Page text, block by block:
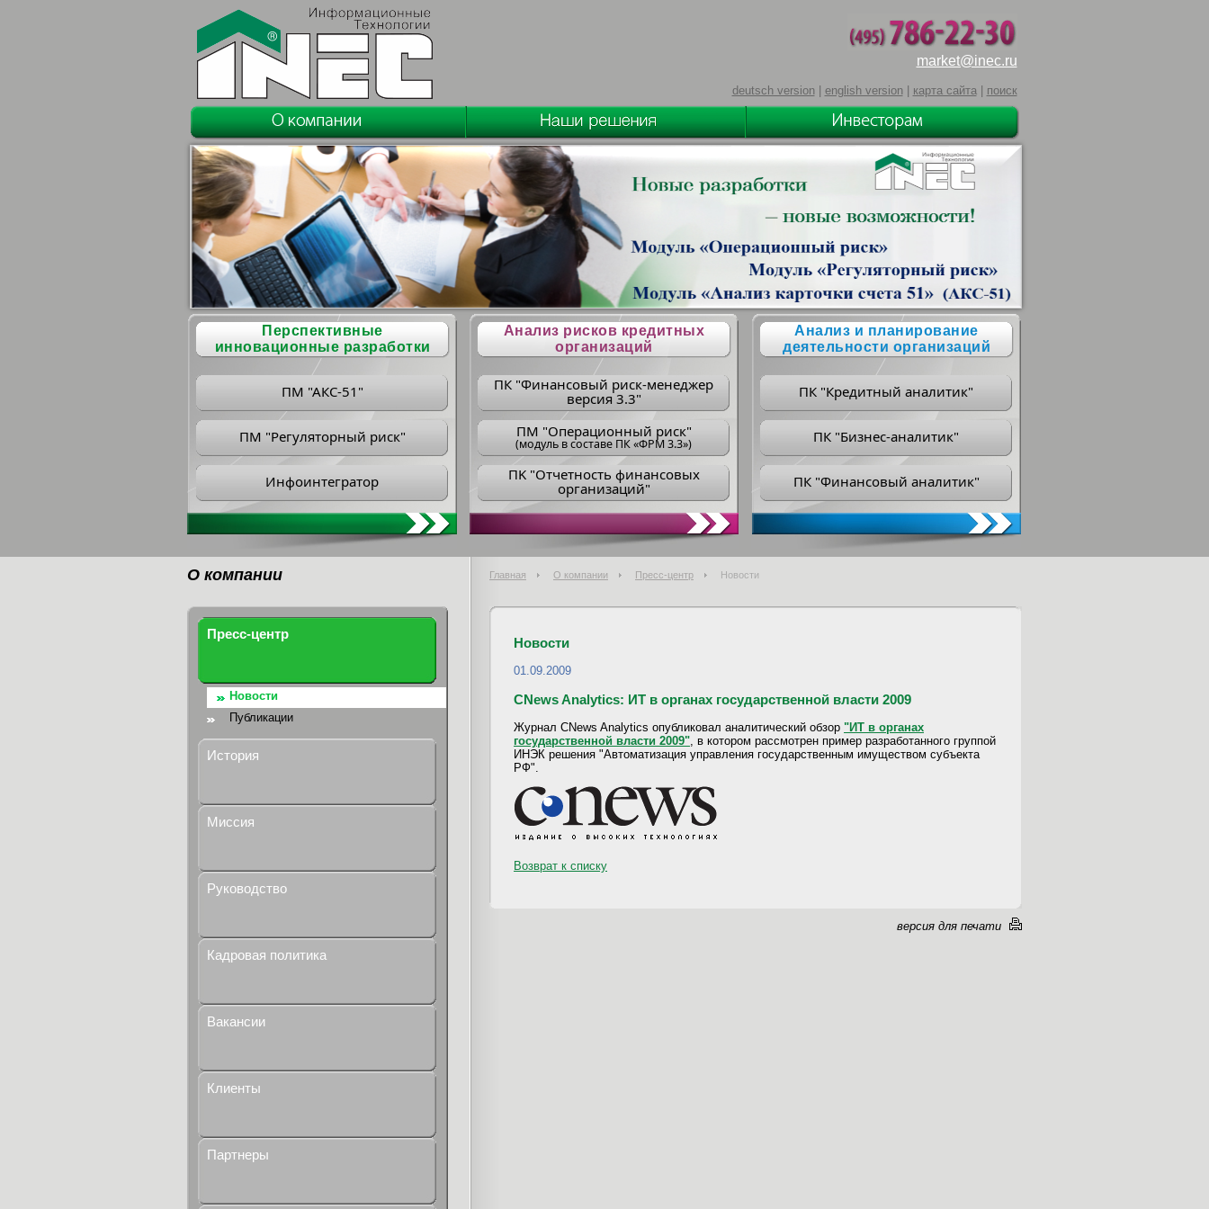
market@inec.ru
deutsch version| english version| карта сайта| поиск
Перспективные
инновационные разработки
ПМ "АКС-51"
ПМ "Регуляторный риск"
Инфоинтегратор
Анализ рисков кредитных
организаций
ПК "Финансовый риск-менеджер
версия 3.3"
ПM "Операционный риск"
(модуль в составе ПК «ФРМ 3.3»)
ПK "Отчетность финансовых
организаций"
Анализ и планирование
деятельности организаций
ПК "Кредитный аналитик"
ПК "Бизнес-аналитик"
ПК "Финансовый аналитик"
О компании Главная О компании Пресс-центр Новости
Пресс-центр
Новости
Публикации
История
Миссия
Руководство
Кадровая политика
Вакансии
Клиенты
Партнеры
Новости
01.09.2009
CNews Analytics: ИТ в органах государственной власти 2009
Журнал CNews Analytics опубликовал аналитический обзор "ИТ в органах
государственной власти 2009" , в котором рассмотрен пример разработанного группой
ИНЭК решения "Автоматизация управления государственным имуществом субъекта
РФ".
Возврат к списку
версия для печати